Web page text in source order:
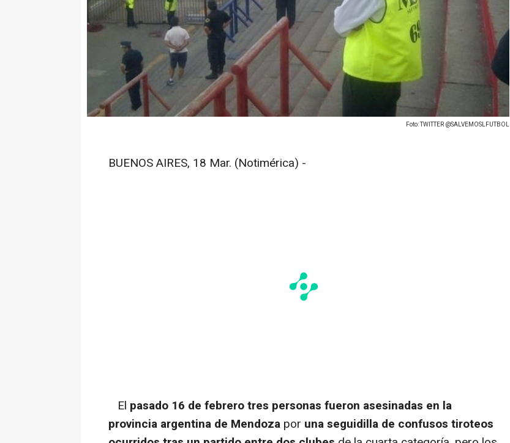
Foto: TWITTER @SALVEMOSLFUTBOL
BUENOS AIRES, 18 Mar. (Notimérica) -
El pasado 16 de febrero tres personas fueron asesinadas en la
provincia argentina de Mendoza por una seguidilla de confusos tiroteos